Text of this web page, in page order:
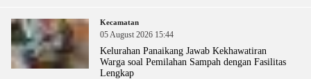
Kecamatan
05 August 2026 15:44
Kelurahan Panaikang Jawab Kekhawatiran
Warga soal Pemilahan Sampah dengan Fasilitas
Lengkap